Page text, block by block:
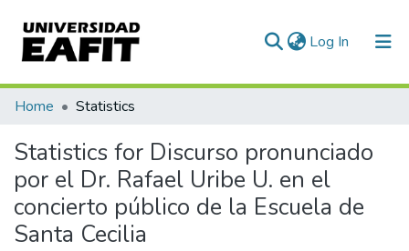
Log In (current)
Communities & Collections
All of DSpace
Home Statistics
Statistics for Discurso pronunciado
por el Dr. Rafael Uribe U. en el
concierto público de la Escuela de
Santa Cecilia